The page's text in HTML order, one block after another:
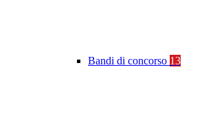
Bandi di concorso 13